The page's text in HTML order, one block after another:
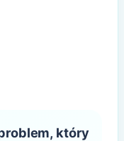
który